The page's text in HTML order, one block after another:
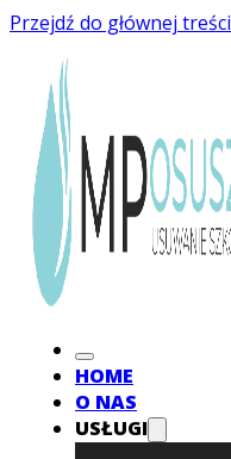
Przejdź do głównej treści
HOME
O NAS
USŁUGI